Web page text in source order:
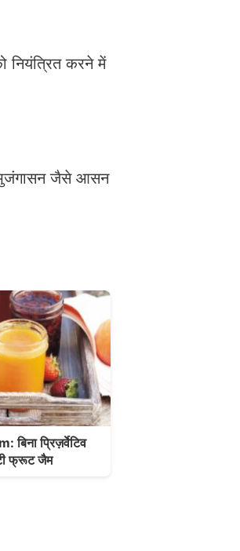
नियंत्रित करने में
भुजंगासन जैसे आसन
प्रिज़र्वेटिव
फ्रूट जैम